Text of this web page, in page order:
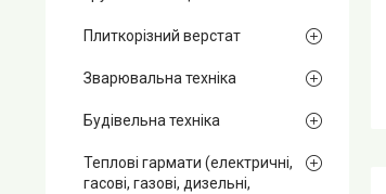
Плиткорізний верстат
Зварювальна техніка
Будівельна техніка
Теплові гармати (електричні,
гасові, газові, дизельні,